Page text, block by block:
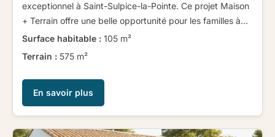
exceptionnel à Saint-Sulpice-la-Pointe. Ce projet Maison
+ Terrain offre une belle opportunité pour les familles à...
Surface habitable : 105 m²
Terrain : 575 m²
En savoir plus